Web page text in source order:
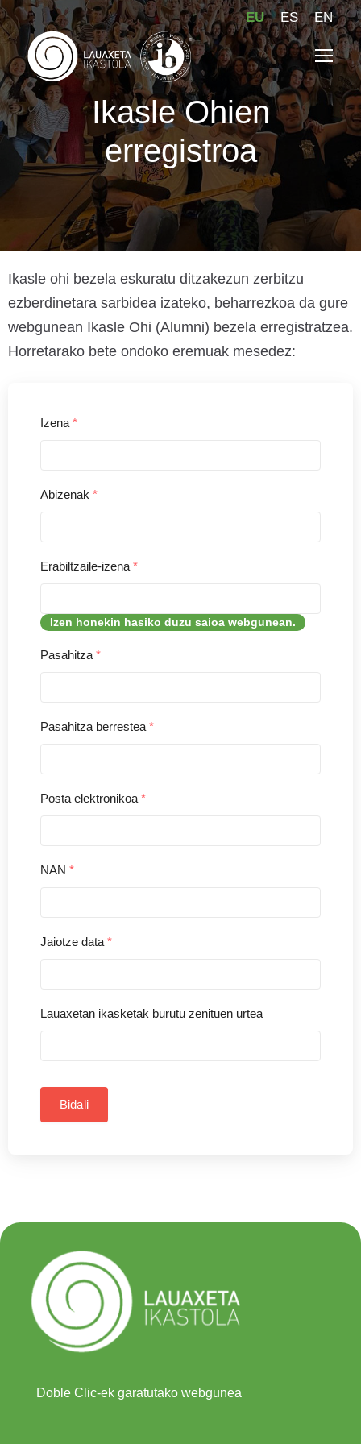
EU ES EN
Ikasle Ohien
erregistroa
Ikasle ohi bezela eskuratu ditzakezun zerbitzu
ezberdinetara sarbidea izateko, beharrezkoa da gure
webgunean Ikasle Ohi (Alumni) bezela erregistratzea.
Horretarako bete ondoko eremuak mesedez:
Izena *
Abizenak *
Erabiltzaile-izena *
Izen honekin hasiko duzu saioa webgunean.
Pasahitza *
Pasahitza berrestea *
Posta elektronikoa *
NAN *
Jaiotze data *
Lauaxetan ikasketak burutu zenituen urtea
Bidali
Doble Clic-ek garatutako webgunea